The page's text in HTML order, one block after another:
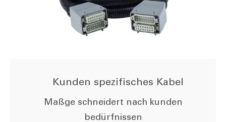
Kunden spezifisches Kabel
Maßge schneidert nach kunden
bedürfnissen